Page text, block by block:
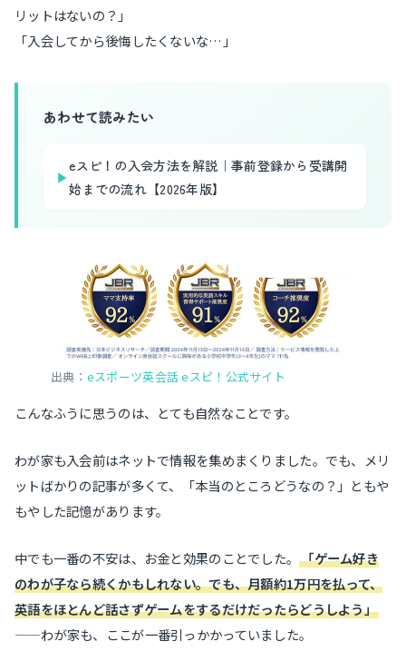
リットはないの？」
「入会してから後悔したくないな…」
あわせて読みたい
▶
eスピ！の入会方法を解説｜事前登録から受講開
始までの流れ【2026年版】
出典： eスポーツ英会話 eスピ！公式サイト
こんなふうに思うのは、とても自然なことです。
わが家も入会前はネットで情報を集めまくりました。でも、メリ
ットばかりの記事が多くて、「本当のところどうなの？」ともや
もやした記憶があります。
中でも一番の不安は、お金と効果のことでした。「ゲーム好き
のわが子なら続くかもしれない。でも、月額約1万円を払って、
英語をほとんど話さずゲームをするだけだったらどうしよう」
——わが家も、ここが一番引っかかっていました。